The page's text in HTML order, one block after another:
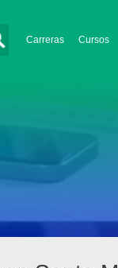
Carreras Cursos